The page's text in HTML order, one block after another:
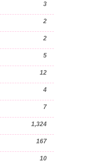
3
2
2
5
12
4
7
1,324
167
10